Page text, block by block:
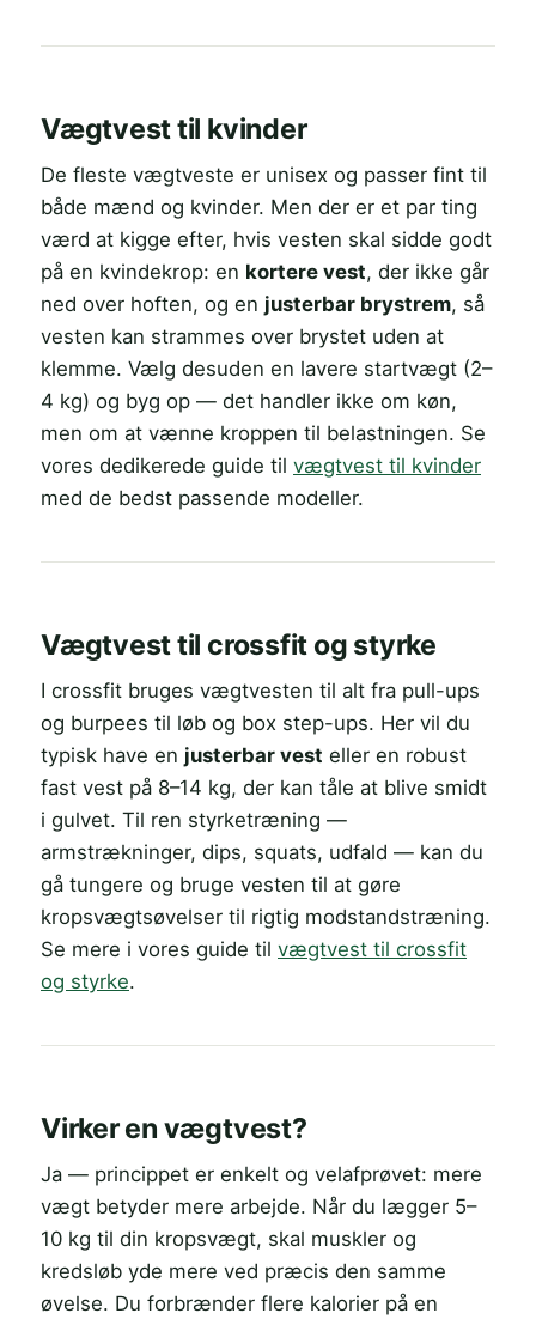
Vægtvest til kvinder
De fleste vægtveste er unisex og passer fint til
både mænd og kvinder. Men der er et par ting
værd at kigge efter, hvis vesten skal sidde godt
på en kvindekrop: en kortere vest, der ikke går
ned over hoften, og en justerbar brystrem, så
vesten kan strammes over brystet uden at
klemme. Vælg desuden en lavere startvægt (2–
4 kg) og byg op — det handler ikke om køn,
men om at vænne kroppen til belastningen. Se
vores dedikerede guide til vægtvest til kvinder
med de bedst passende modeller.
Vægtvest til crossfit og styrke
I crossfit bruges vægtvesten til alt fra pull-ups
og burpees til løb og box step-ups. Her vil du
typisk have en justerbar vest eller en robust
fast vest på 8–14 kg, der kan tåle at blive smidt
i gulvet. Til ren styrketræning —
armstrækninger, dips, squats, udfald — kan du
gå tungere og bruge vesten til at gøre
kropsvægtsøvelser til rigtig modstandstræning.
Se mere i vores guide til vægtvest til crossfit
og styrke.
Virker en vægtvest?
Ja — princippet er enkelt og velafprøvet: mere
vægt betyder mere arbejde. Når du lægger 5–
10 kg til din kropsvægt, skal muskler og
kredsløb yde mere ved præcis den samme
øvelse. Du forbrænder flere kalorier på en